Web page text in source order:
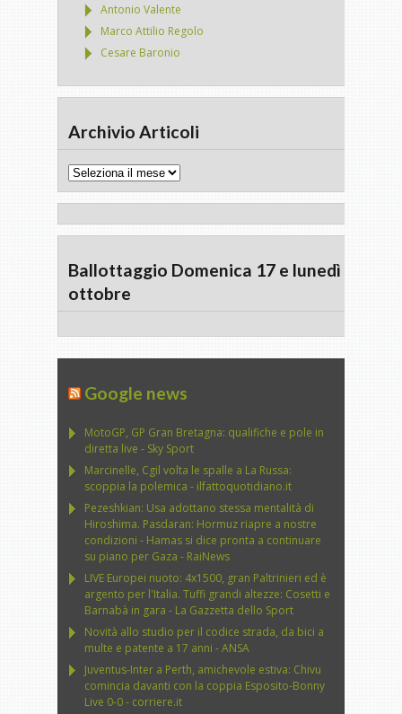
Antonio Valente
Marco Attilio Regolo
Cesare Baronio
Archivio Articoli
Archivio
Ballottaggio Domenica 17 e lunedì 18
ottobre
Google news
MotoGP, GP Gran Bretagna: qualifiche e pole in
diretta live - Sky Sport
Marcinelle, Cgil volta le spalle a La Russa:
scoppia la polemica - ilfattoquotidiano.it
Pezeshkian: Usa adottano stessa mentalità di
Hiroshima. Pasdaran: Hormuz riapre a nostre
condizioni - Hamas si dice pronta a continuare
su piano per Gaza - RaiNews
LIVE Europei nuoto: 4x1500, gran Paltrinieri ed è
argento per l'Italia. Tuffi grandi altezze: Cosetti e
Barnabà in gara - La Gazzetta dello Sport
Novità allo studio per il codice strada, da bici a
multe e patente a 17 anni - ANSA
Juventus-Inter a Perth, amichevole estiva: Chivu
comincia davanti con la coppia Esposito-Bonny
Live 0-0 - corriere.it